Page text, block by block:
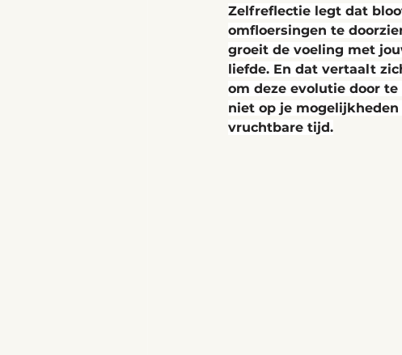
Zelfreflectie legt dat
omfloersingen te
groeit de voeling met
liefde. En dat vertaalt
om deze evolutie door
niet op je
vruchtbare tijd.